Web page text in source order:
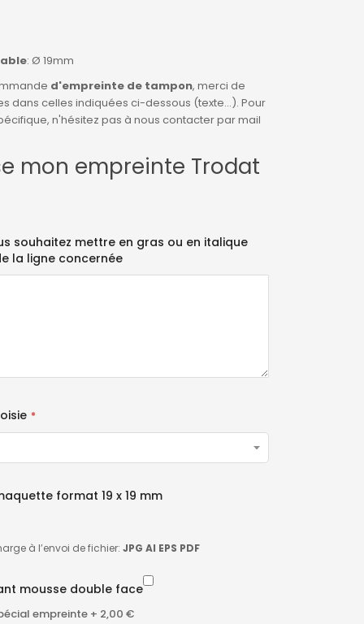
: Ø 19mm
d'empreinte de tampon, merci de
dans celles indiquées ci-dessous (texte...). Pour
n'hésitez pas à nous contacter par mail
mon empreinte Trodat
souhaitez mettre en gras ou en italique
la ligne concernée
format 19 x 19 mm
à l’envoi de fichier: JPG AI EPS PDF
mousse double face
empreinte + 2,00 €